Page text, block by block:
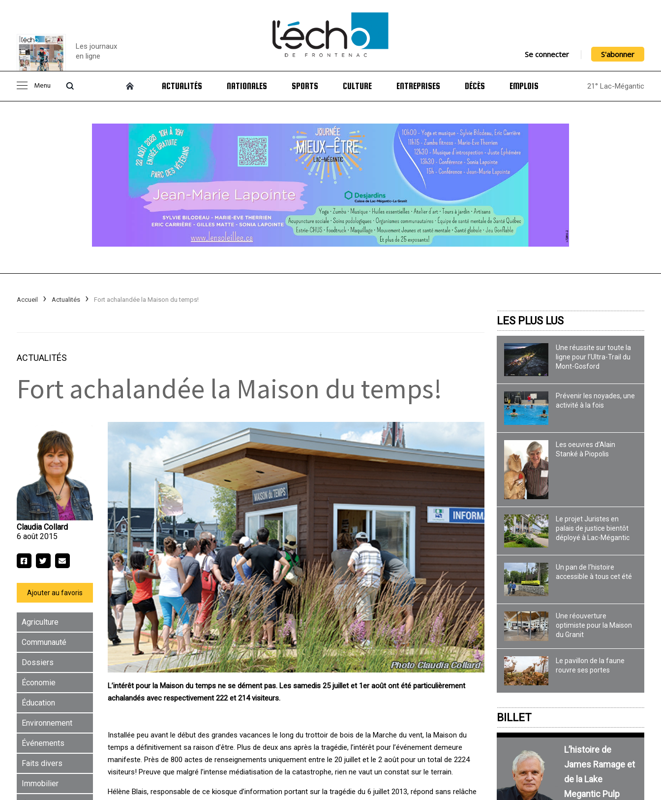
Consulter le
Les journaux
en ligne
Se connecter S'abonner
Menu ACTUALITÉS NATIONALES SPORTS CULTURE ENTREPRISES DÉCÈS EMPLOIS 21° Lac-Mégantic
Accueil Actualités Fort achalandée la Maison du temps!
ACTUALITÉS
Fort achalandée la Maison du temps!
Claudia Collard
6 août 2015
Ajouter au favoris
Agriculture
Communauté
Dossiers
Économie
Éducation
Environnement
Événements
Faits divers
Immobilier
L’intérêt pour la Maison du temps ne se dément pas. Les samedis 25 juillet et 1er août ont été particulièrement
achalandés avec respectivement 222 et 214 visiteurs.
Installée peu avant le début des grandes vacances le long du trottoir de bois de la Marche du vent, la Maison du
temps a définitivement sa raison d’être. Plus de deux ans après la tragédie, l’intérêt pour l’événement demeure
manifeste. Près de 800 actes de renseignements uniquement entre le 20 juillet et le 2 août pour un total de 2224
visiteurs! Preuve que malgré l’intense médiatisation de la catastrophe, rien ne vaut un constat sur le terrain.
Hélène Blais, responsable de ce kiosque d’information portant sur la tragédie du 6 juillet 2013, répond sans relâche
LES PLUS LUS
Une réussite sur toute la
ligne pour l’Ultra-Trail du
Mont-Gosford
Prévenir les noyades, une
activité à la fois
Les oeuvres d’Alain
Stanké à Piopolis
Le projet Juristes en
palais de justice bientôt
déployé à Lac-Mégantic
Un pan de l’histoire
accessible à tous cet été
Une réouverture
optimiste pour la Maison
du Granit
Le pavillon de la faune
rouvre ses portes
BILLET
L’histoire de
James Ramage et
de la Lake
Megantic Pulp